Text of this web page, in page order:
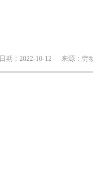
日期：2022-10-12 来源：劳